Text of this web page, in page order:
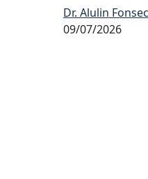
Dr. Alulin
09/07/2026